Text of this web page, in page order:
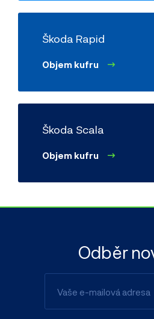
Škoda Rapid
Objem kufru
Škoda Scala
Objem kufru
Odběr